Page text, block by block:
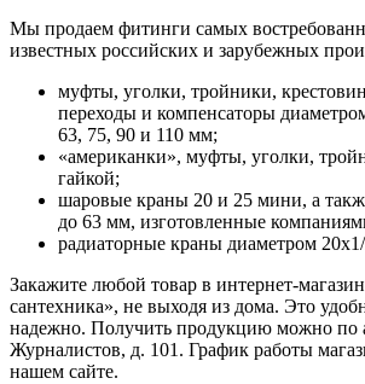
Мы продаем фитинги самых
известных российских и зарубежных
муфты, уголки, тройники,
переходы и компенсаторы
63, 75, 90 и 110 мм;
«американки», муфты, уголки,
гайкой;
шаровые краны 20 и 25 мини, а
до 63 мм, изготовленные
радиаторные краны диаметром
Закажите любой товар в интернет-
сантехника», не выходя из дома. Это
надежно. Получить продукцию можно по
Журналистов, д. 101. График работы
нашем сайте.